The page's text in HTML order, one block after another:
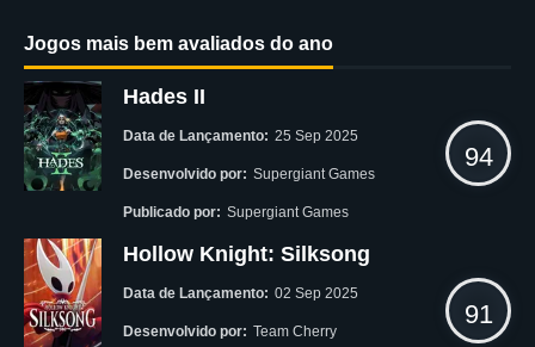
Jogos mais bem avaliados do ano
Hades II
Data de Lançamento: 25 Sep 2025
Desenvolvido por: Supergiant Games
Publicado por: Supergiant Games
94
Hollow Knight: Silksong
Data de Lançamento: 02 Sep 2025
Desenvolvido por: Team Cherry
91